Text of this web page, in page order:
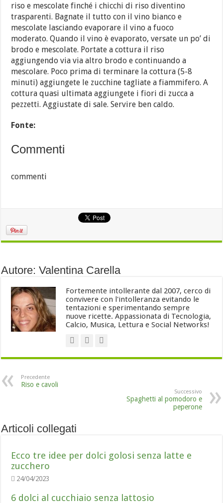
riso e mescolate finché i chicchi di riso diventino
trasparenti. Bagnate il tutto con il vino bianco e
mescolate lasciando evaporare il vino a fuoco
moderato. Quando il vino è evaporato, versate un po’ di
brodo e mescolate. Portate a cottura il riso
aggiungendo via via altro brodo e continuando a
mescolare. Poco prima di terminare la cottura (5-8
minuti) aggiungete le zucchine tagliate a fiammifero. A
cottura quasi ultimata aggiungete i fiori di zucca a
pezzetti. Aggiustate di sale. Servire ben caldo.
Fonte:
Commenti
commenti
Autore: Valentina Carella
Fortemente intollerante dal 2007, cerco di
convivere con l'intolleranza evitando le
tentazioni e sperimentando sempre
nuove ricette. Appassionata di Tecnologia,
Calcio, Musica, Lettura e Social Networks!
Precedente
Riso e cavoli
Successivo
Spaghetti al pomodoro e
peperone
Articoli collegati
Ecco tre idee per dolci golosi senza latte e
zucchero
24/04/2023
6 dolci al cucchiaio senza lattosio